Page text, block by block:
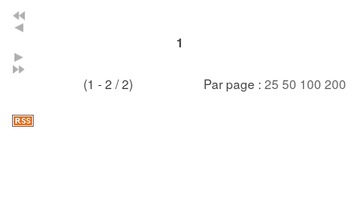
1
(1 - 2 / 2) Par page : 25 50 100 200